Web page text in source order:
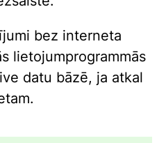
bez interneta
lietojumprogrammās
datu bāzē, ja atkal